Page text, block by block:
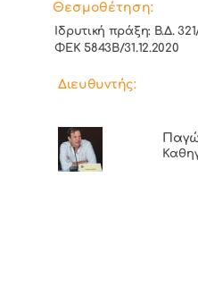
Θεσμοθέτηση:
Ιδρυτική πράξη: Β.Δ.
ΦΕΚ 5843Β/31.12.2020
Διευθυντής: